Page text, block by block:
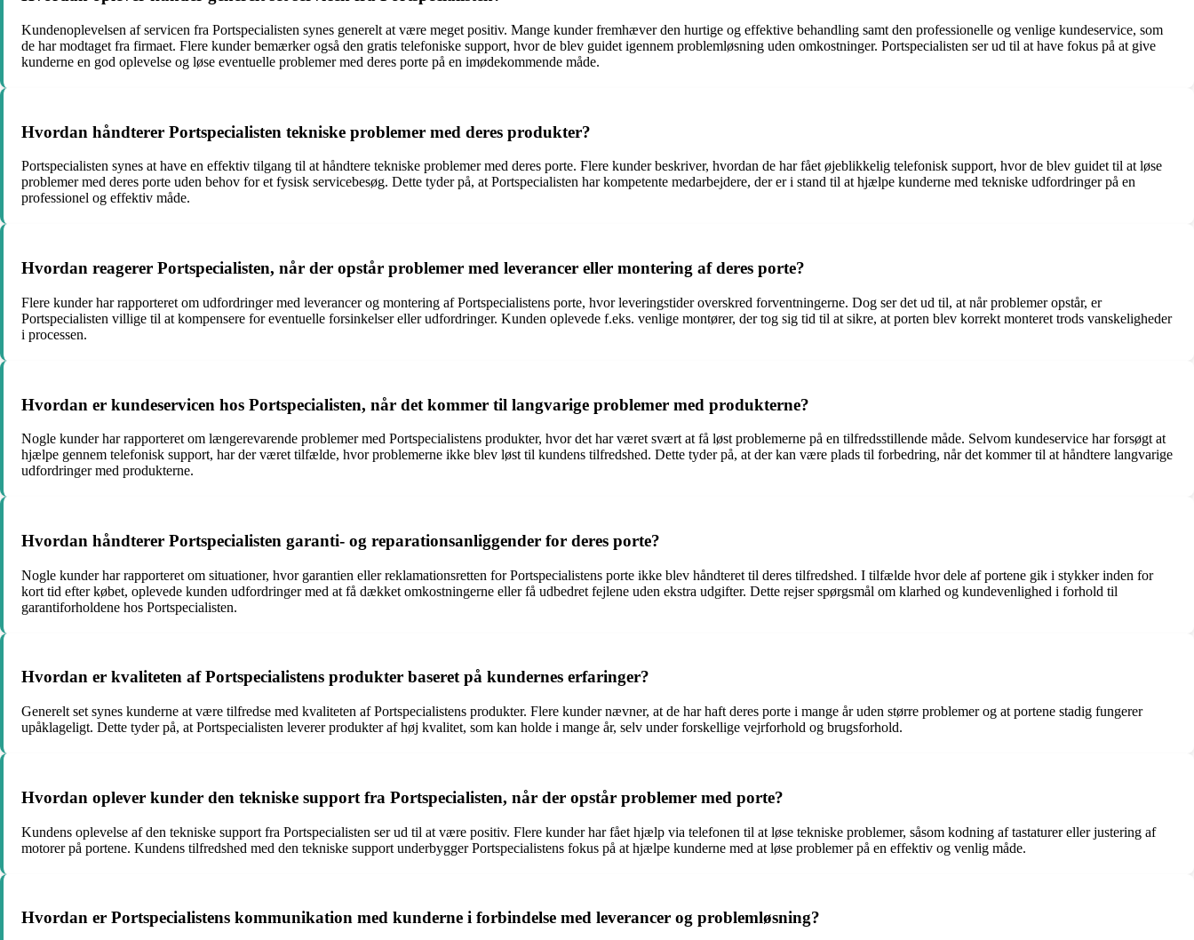
Kundenoplevelsen af servicen fra Portspecialisten synes generelt at være meget positiv. Mange kunder fremhæver den hurtige og effektive behandling samt den professionelle og venlige kundeservice, som
de har modtaget fra firmaet. Flere kunder bemærker også den gratis telefoniske support, hvor de blev guidet igennem problemløsning uden omkostninger. Portspecialisten ser ud til at have fokus på at give
kunderne en god oplevelse og løse eventuelle problemer med deres porte på en imødekommende måde.
Hvordan håndterer Portspecialisten tekniske problemer med deres produkter?
Portspecialisten synes at have en effektiv tilgang til at håndtere tekniske problemer med deres porte. Flere kunder beskriver, hvordan de har fået øjeblikkelig telefonisk support, hvor de blev guidet til at løse
problemer med deres porte uden behov for et fysisk servicebesøg. Dette tyder på, at Portspecialisten har kompetente medarbejdere, der er i stand til at hjælpe kunderne med tekniske udfordringer på en
professionel og effektiv måde.
Hvordan reagerer Portspecialisten, når der opstår problemer med leverancer eller montering af deres porte?
Flere kunder har rapporteret om udfordringer med leverancer og montering af Portspecialistens porte, hvor leveringstider overskred forventningerne. Dog ser det ud til, at når problemer opstår, er
Portspecialisten villige til at kompensere for eventuelle forsinkelser eller udfordringer. Kunden oplevede f.eks. venlige montører, der tog sig tid til at sikre, at porten blev korrekt monteret trods vanskeligheder
i processen.
Hvordan er kundeservicen hos Portspecialisten, når det kommer til langvarige problemer med produkterne?
Nogle kunder har rapporteret om længerevarende problemer med Portspecialistens produkter, hvor det har været svært at få løst problemerne på en tilfredsstillende måde. Selvom kundeservice har forsøgt at
hjælpe gennem telefonisk support, har der været tilfælde, hvor problemerne ikke blev løst til kundens tilfredshed. Dette tyder på, at der kan være plads til forbedring, når det kommer til at håndtere langvarige
udfordringer med produkterne.
Hvordan håndterer Portspecialisten garanti- og reparationsanliggender for deres porte?
Nogle kunder har rapporteret om situationer, hvor garantien eller reklamationsretten for Portspecialistens porte ikke blev håndteret til deres tilfredshed. I tilfælde hvor dele af portene gik i stykker inden for
kort tid efter købet, oplevede kunden udfordringer med at få dækket omkostningerne eller få udbedret fejlene uden ekstra udgifter. Dette rejser spørgsmål om klarhed og kundevenlighed i forhold til
garantiforholdene hos Portspecialisten.
Hvordan er kvaliteten af Portspecialistens produkter baseret på kundernes erfaringer?
Generelt set synes kunderne at være tilfredse med kvaliteten af Portspecialistens produkter. Flere kunder nævner, at de har haft deres porte i mange år uden større problemer og at portene stadig fungerer
upåklageligt. Dette tyder på, at Portspecialisten leverer produkter af høj kvalitet, som kan holde i mange år, selv under forskellige vejrforhold og brugsforhold.
Hvordan oplever kunder den tekniske support fra Portspecialisten, når der opstår problemer med porte?
Kundens oplevelse af den tekniske support fra Portspecialisten ser ud til at være positiv. Flere kunder har fået hjælp via telefonen til at løse tekniske problemer, såsom kodning af tastaturer eller justering af
motorer på portene. Kundens tilfredshed med den tekniske support underbygger Portspecialistens fokus på at hjælpe kunderne med at løse problemer på en effektiv og venlig måde.
Hvordan er Portspecialistens kommunikation med kunderne i forbindelse med leverancer og problemløsning?